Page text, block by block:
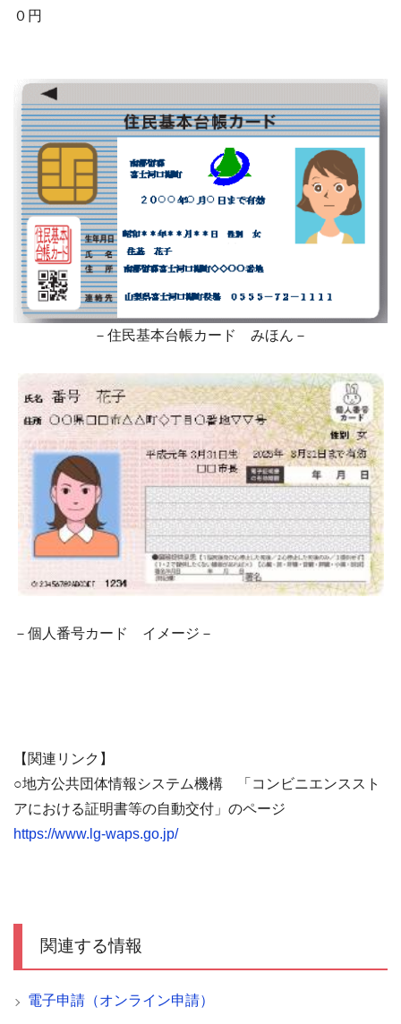
０円
－住民基本台帳カード みほん－
－個人番号カード イメージ－
【関連リンク】
○地方公共団体情報システム機構 「コンビニエンススト
アにおける証明書等の自動交付」のページ
https://www.lg-waps.go.jp/
関連する情報
電子申請（オンライン申請）